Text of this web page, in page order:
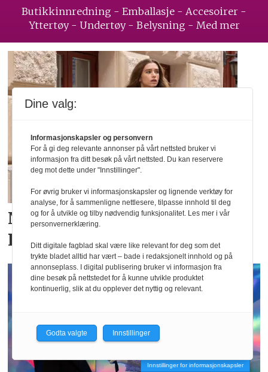
Butikkinnredning - Emballasje - Accesoirer -
Yttertøy - Undertøy - Belysning - Med mer
Nytt merke hos Moxtex:
Residus
Innstillinger for informasjonskapsler
Dine valg:
Informasjonskapsler og personvern
For å gi deg relevante annonser på vårt nettsted bruker vi
informasjon fra ditt besøk på vårt nettsted. Du kan reservere
deg mot dette under "Innstillinger".
For øvrig bruker vi informasjonskapsler og lignende verktøy for
analyse, for å sammenligne nettlesere, tilpasse innhold til deg
og for å utvikle og tilby nødvendig funksjonalitet. Les mer i vår
personvernerklæring.
Ditt digitale fagblad skal være like relevant for deg som det
trykte bladet alltid har vært – bade i redaksjonelt innhold og på
annonseplass. I digital publisering bruker vi informasjon fra
dine besøk på nettstedet for å kunne utvikle produktet
kontinuerlig, slik at du opplever det nyttig og relevant.
Godta valgte Innstillinger